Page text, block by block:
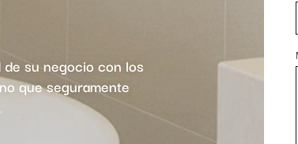
su negocio con los
que seguramente